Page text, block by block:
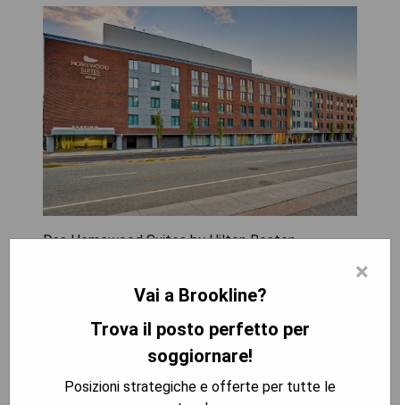
Das Homewood Suites by Hilton Boston
umfasst kostenloses WLAN sowie ein
Fitnesscenter. Die Zimmer sind klimatisiert und
verfügen über einen Flachbildfernseher mit
Kabelkanälen sowie ein eigenes Bad mit
Badewanne oder Dusche. Kostenlose
×
Vai a Brookline?
Trova il posto perfetto per
soggiornare!
Posizioni strategiche e offerte per tutte le